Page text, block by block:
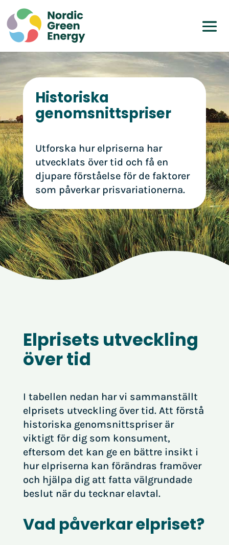
Historiska
genomsnittspriser
Utforska hur elpriserna har
utvecklats över tid och få en
djupare förståelse för de faktorer
som påverkar prisvariationerna.
Elprisets utveckling
över tid
I tabellen nedan har vi sammanställt
elprisets utveckling över tid. Att förstå
historiska genomsnittspriser är
viktigt för dig som konsument,
eftersom det kan ge en bättre insikt i
hur elpriserna kan förändras framöver
och hjälpa dig att fatta välgrundade
beslut när du tecknar elavtal.
Vad påverkar elpriset?